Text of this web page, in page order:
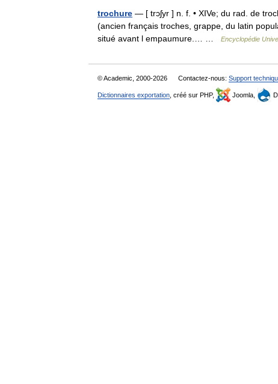
trochure — [ trɔʃyr ] n. f. • XIVe; du rad. de
(ancien français troches, grappe, du latin
situé avant l empaumure.… …
Encyclopédie
© Academic, 2000-2026 Contactez-nous: Support
Dictionnaires exportation , créé sur PHP, Joomla,